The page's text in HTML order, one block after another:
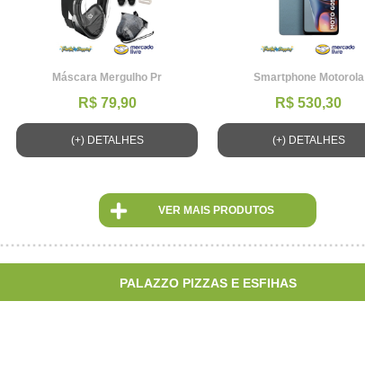
Máscara Mergulho Pr
R$ 79,90
(+) DETALHES
Smartphone Motorola
R$ 530,30
(+) DETALHES
VER MAIS PRODUTOS
PALAZZO PIZZAS E ESFIHAS